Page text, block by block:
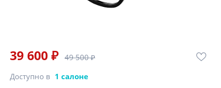
39 600 ₽ 49 500 ₽
Доступно в 1 салоне